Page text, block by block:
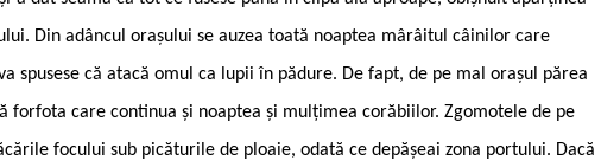
Din adâncul orașului se auzea toată noaptea mârâitul câinilor care
spusese că atacă omul ca lupii în pădure. De fapt, de pe mal orașul părea
forfota care continua și noaptea și mulțimea corăbiilor. Zgomotele de pe
focului sub picăturile de ploaie, odată ce depășeai zona portului. Dacă